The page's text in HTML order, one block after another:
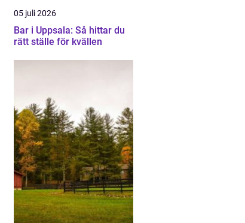
05 juli 2026
Bar i Uppsala: Så hittar du
rätt ställe för kvällen